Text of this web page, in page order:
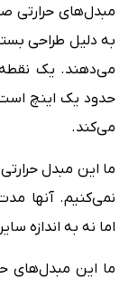
مبدل‌های حرارتی
به دلیل طراحی
می‌دهند. یک
می‌کند.
ما این مبدل
نمی‌کنیم. آنها
اما نه به اندازه
ما این مبدل‌های